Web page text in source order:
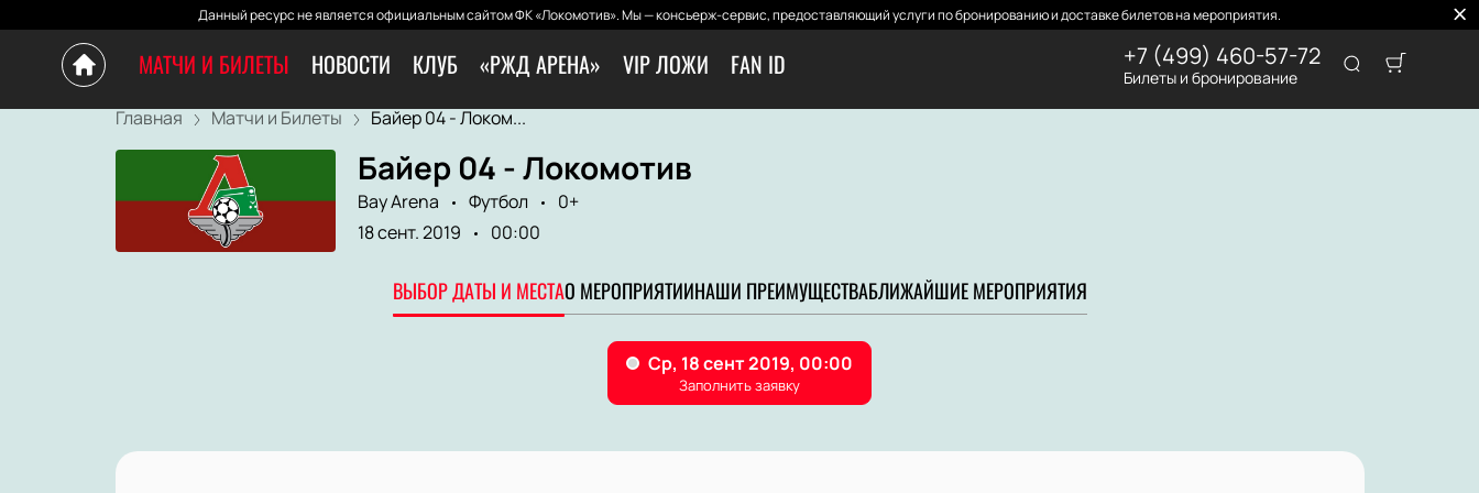
Данный ресурс не является официальным сайтом ФК «Локомотив». Мы — консьерж-сервис, предоставляющий услуги по бронированию и доставке билетов на мероприятия.
МАТЧИ И БИЛЕТЫ НОВОСТИ КЛУБ «РЖД АРЕНА» VIP ЛОЖИ FAN ID +7 (499) 460-57-72
Билеты и бронирование
Главная Матчи и Билеты Байер 04 - Локом...
Байер 04 - Локомотив
Bay Arena Футбол
0+
18 сент. 2019
00:00
ВЫБОР ДАТЫ И МЕСТАО МЕРОПРИЯТИИНАШИ ПРЕИМУЩЕСТВАБЛИЖАЙШИЕ МЕРОПРИЯТИЯ